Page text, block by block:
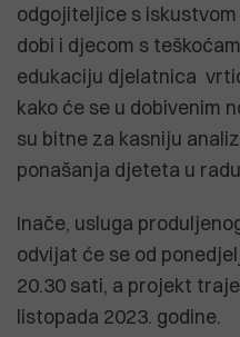
odgojiteljice s
dobi i djecom s
edukaciju djelatnica
kako će se u dobivenim
su bitne za kasniju
ponašanja djeteta u
Inače, usluga
odvijat će se od
20.30 sati, a projekt
listopada 2023. godine.